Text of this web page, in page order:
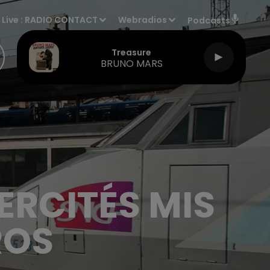
Live : RADIO CONTACT Webradios Podcasts
Treasure
BRUNO MARS
MIS